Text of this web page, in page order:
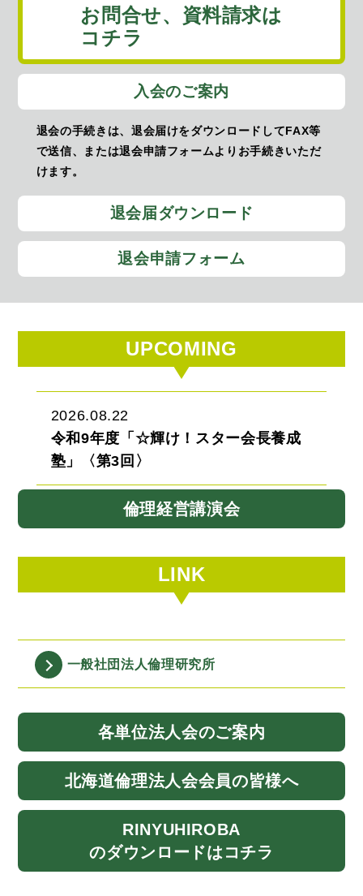
お問合せ、 資料請求は
コチラ
入会のご案内
退会の手続きは、退会届けをダウンロードしてFAX等
で送信、または退会申請フォームよりお手続きいただ
けます。
退会届ダウンロード
退会申請フォーム
UPCOMING
2026.08.22
令和9年度「☆輝け！スター会長養成
塾」〈第3回〉
倫理経営講演会
LINK
一般社団法人倫理研究所
各単位法人会のご案内
北海道倫理法人会会員の皆様へ
RINYUHIROBA
のダウンロードはコチラ